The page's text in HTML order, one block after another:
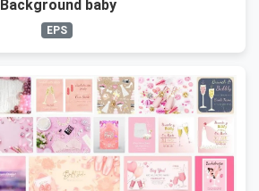
Background baby
EPS